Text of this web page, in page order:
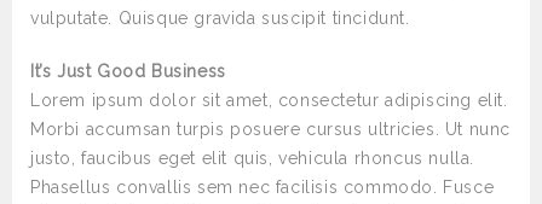
vulputate. Quisque gravida suscipit tincidunt.
It’s Just Good Business
Lorem ipsum dolor sit amet, consectetur adipiscing elit.
Morbi accumsan turpis posuere cursus ultricies. Ut nunc
justo, faucibus eget elit quis, vehicula rhoncus nulla.
Phasellus convallis sem nec facilisis commodo. Fusce